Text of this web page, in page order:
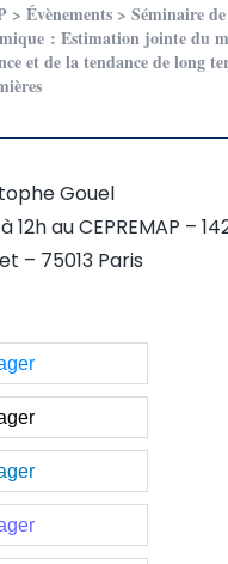
> Évènements > Séminaire
: Estimation jointe du
et de la tendance de long
Gouel
12h au CEPREMAP –
– 75013 Paris